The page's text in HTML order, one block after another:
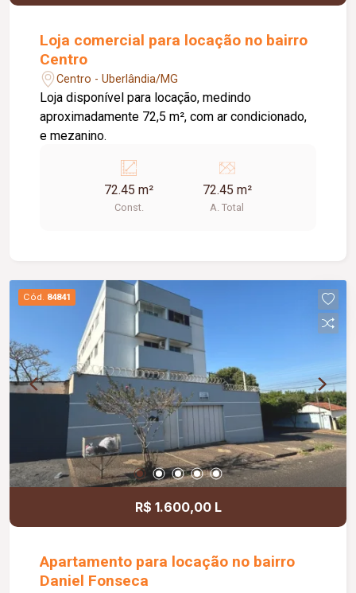
Loja comercial para locação no bairro
Centro
Centro - Uberlândia/MG
Loja disponível para locação, medindo
aproximadamente 72,5 m², com ar condicionado,
e mezanino.
72.45 m²
Const.
72.45 m²
A. Total
Cód. 84841
R$ 1.600,00 L
Apartamento para locação no bairro
Daniel Fonseca